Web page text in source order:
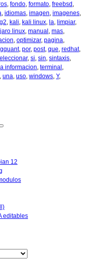
, fondo, formato, freebsd ,
, idiomas, imagen, imagenes,
, kali, kali linux, la, limpiar,
linux, manual , mas,
, optimizar, pagina,
, por, post, que, redhat,
, si, sin, sintaxis,
informacion, terminal ,
, una, uso, windows, Y,
12
editables